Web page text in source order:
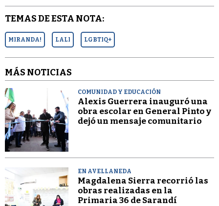
TEMAS DE ESTA NOTA:
MIRANDA! LALI LGBTIQ+
MÁS NOTICIAS
COMUNIDAD Y EDUCACIÓN
Alexis Guerrera inauguró una
obra escolar en General Pinto y
dejó un mensaje comunitario
EN AVELLANEDA
Magdalena Sierra recorrió las
obras realizadas en la
Primaria 36 de Sarandí